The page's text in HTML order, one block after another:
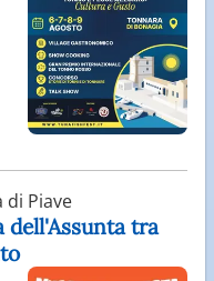
di Piave
dell'Assunta tra